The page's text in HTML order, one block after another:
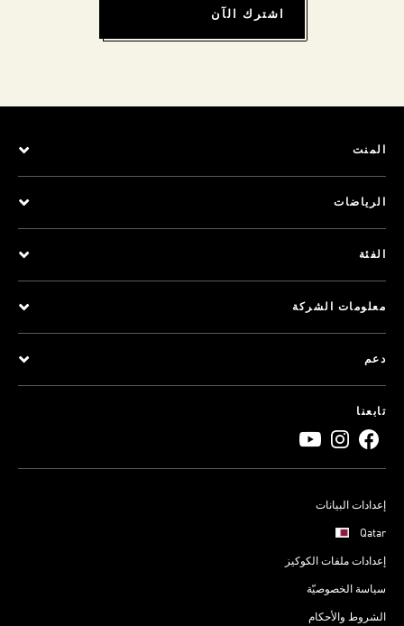
اشترك الآن
المنت
الرياضات
الفئة
معلومات الشركة
دعم
تابعنا
إعدادات البيانات
Qatar
إعدادات ملفات الكوكيز
سياسة الخصوصيّة
الشروط والأحكام